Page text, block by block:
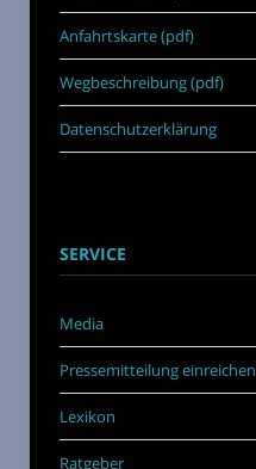
Anfahrtskarte (pdf)
Wegbeschreibung (pdf)
Datenschutzerklärung
SERVICE
Media
Pressemitteilung einreichen
Lexikon
Ratgeber